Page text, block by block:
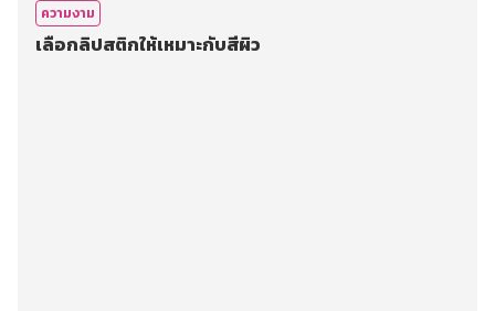
ความงาม
เลือกลิปสติกให้เหมาะกับสีผิว